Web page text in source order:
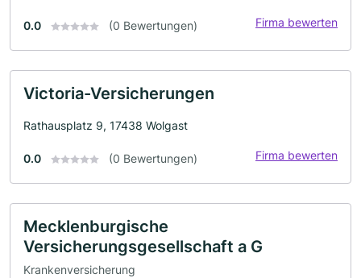
0.0 (0 Bewertungen) Firma bewerten
Victoria-Versicherungen
Rathausplatz 9, 17438 Wolgast
0.0 (0 Bewertungen) Firma bewerten
Mecklenburgische
Versicherungsgesellschaft a G
Krankenversicherung